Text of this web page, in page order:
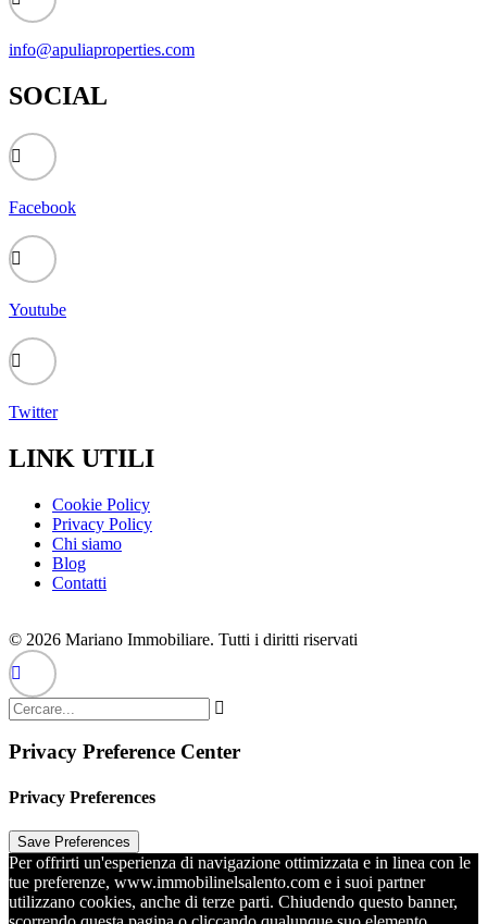
info@apuliaproperties.com
SOCIAL
Facebook
Youtube
Twitter
LINK UTILI
Cookie Policy
Privacy Policy
Chi siamo
Blog
Contatti
© 2026 Mariano Immobiliare. Tutti i diritti riservati
Privacy Preference Center
Privacy Preferences
Per offrirti un'esperienza di navigazione ottimizzata e in linea con le
tue preferenze, www.immobilinelsalento.com e i suoi partner
utilizzano cookies, anche di terze parti. Chiudendo questo banner,